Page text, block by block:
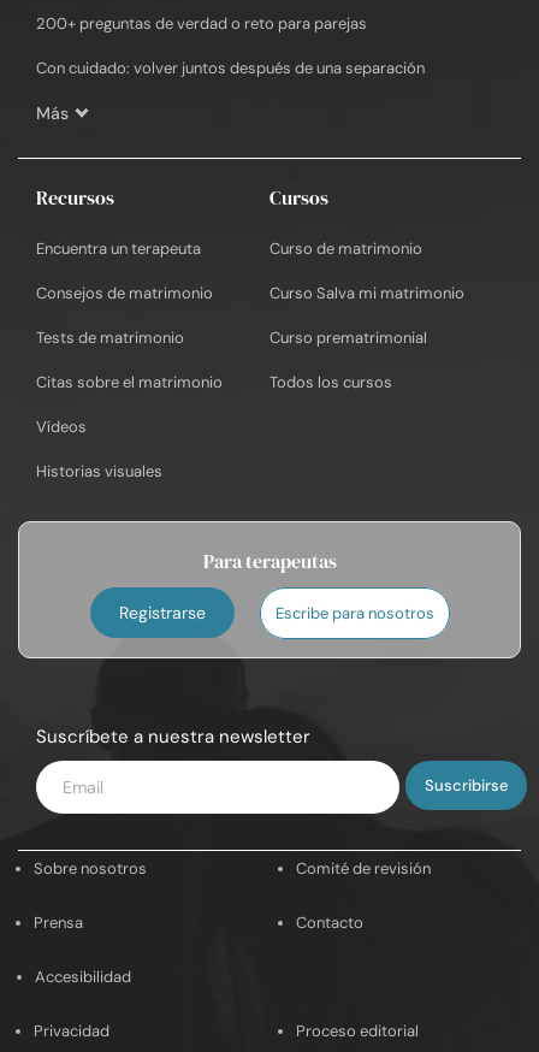
200+ preguntas de verdad o reto para parejas
Con cuidado: volver juntos después de una separación
Más
Recursos
Encuentra un terapeuta
Consejos de matrimonio
Tests de matrimonio
Citas sobre el matrimonio
Vídeos
Historias visuales
Cursos
Curso de matrimonio
Curso Salva mi matrimonio
Curso prematrimonial
Todos los cursos
Para terapeutas
Registrarse Escribe para nosotros
Suscríbete a nuestra newsletter
Introduce
tu
Sobre nosotros Comité de revisión
Prensa Contacto
Accesibilidad
Privacidad Proceso editorial